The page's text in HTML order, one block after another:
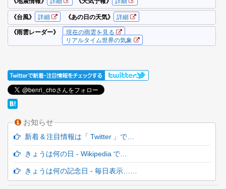
お知らせ
新着 & 注目情報は「 Twitter 」で…
きょうは何の日 - Wikipedia で…
きょうは何の記念日 - 毎日表示……